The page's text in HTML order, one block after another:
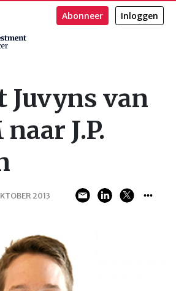
Abonneer Inloggen
Juvyns van
J.P.
2013